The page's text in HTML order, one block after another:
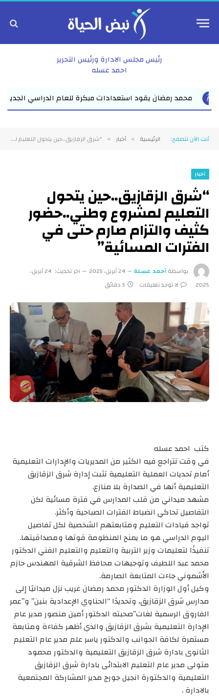
رئيس مجلس الادارة ورئيس التحرير
احمد عسله
بفاقوس لقاء موسع يجمع نواب البرلمان والقيادات ا...
أنت الآن تتصفح: الرئيسية » أخبار » “شرق الزقازيق..حين يتحول التعليم لمشروع وطني..حضور كثيف والتزام صارم حتى في الفترات المسائية”
أخبار
“شرق الزقازيق..حين يتحول
التعليم لمشروع وطني..حضور
كثيف والتزام صارم حتى في
الفترات المسائية”
بواسطةأحمد عسلة 24 أبريل، 2025 آخر تحديث:
24 أبريل،
2025
لا توجد تعليقات 5 دقائق
كتب احمد عسله
في وقت تتراجع فيه الكثير من المديريات والإدارات التعليمية
أمام تحديات العملية التعليمية تثبت إدارة شرق الزقازيق
التعليمية أنها في الصدارة بلا منازع.
مشهد ميداني من قلب المدارس في فترة مسائية لكن
التفاصيل تحاكي انضباط الفترات الصباحية وأكثر.
تواجد قيادات التعليم ومتابعتهم الشخصية لكل تفاصيل
اليوم الدراسي هو ما يمنح المنظومة قوتها ومصداقيتها.
تنفيذًا لتعليمات وزير التربية والتعليم والتعليم الفني الدكتور
محمد عبد اللطيف وتوجيهات محافظ الشرقية المهندس حازم
الأشموني جاءت المتابعة الصارمة.
وكيل أول الوزارة الدكتور محمد رمضان غريب نزل ميدانيًا إلى
مدارس شرق الزقازيق، وتحديدًا “الحناوي الإعدادية بنين” و”عمر
الفاروق الرسمية لغات”صحبته الدكتور أمين منصور مدير عام
الإدارة التعليمية بشرق الزقازيق والذي أظهر كفاءة ومتابعة
مستمرة لكافة الجوانب والدكتور ياسر علم مدير عام التعليم
الثانوى بادارة شرق الزقازيق التعليمية والدكتور محمود
متولى مدير عام التعليم الابتدائى بادارة شرق الزقازيق
التعليمية والدكتورة انجيل جورج مدير المشاركة المجتمعية
بالادارة .